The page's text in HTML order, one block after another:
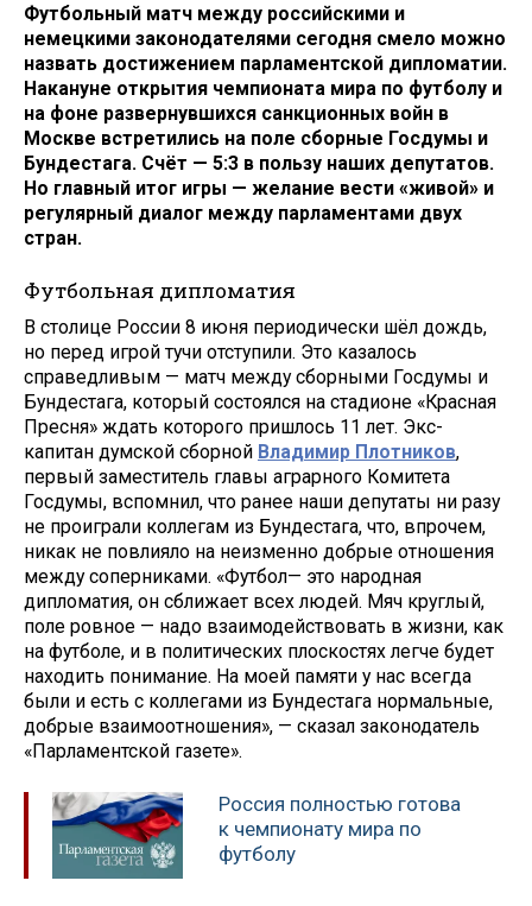
Футбольный матч между российскими и
немецкими законодателями сегодня смело можно
назвать достижением парламентской дипломатии.
Накануне открытия чемпионата мира по футболу и
на фоне развернувшихся санкционных войн в
Москве встретились на поле сборные Госдумы и
Бундестага. Счёт — 5:3 в пользу наших депутатов.
Но главный итог игры — желание вести «живой» и
регулярный диалог между парламентами двух
стран.
Футбольная дипломатия
В столице России 8 июня периодически шёл дождь,
но перед игрой тучи отступили. Это казалось
справедливым — матч между сборными Госдумы и
Бундестага, который состоялся на стадионе «Красная
Пресня» ждать которого пришлось 11 лет. Экс-
капитан думской сборной Владимир Плотников,
первый заместитель главы аграрного Комитета
Госдумы, вспомнил, что ранее наши депутаты ни разу
не проиграли коллегам из Бундестага, что, впрочем,
никак не повлияло на неизменно добрые отношения
между соперниками. «Футбол— это народная
дипломатия, он сближает всех людей. Мяч круглый,
поле ровное — надо взаимодействовать в жизни, как
на футболе, и в политических плоскостях легче будет
находить понимание. На моей памяти у нас всегда
были и есть с коллегами из Бундестага нормальные,
добрые взаимоотношения», — сказал законодатель
«Парламентской газете».
Россия полностью готова
к чемпионату мира по
футболу